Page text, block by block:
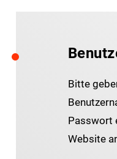
Bitte
Passwort
Website